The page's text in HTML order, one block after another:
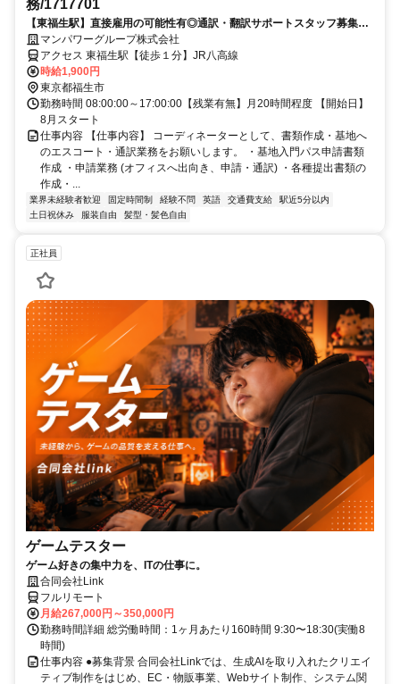
務/1717701
【東福生駅】直接雇用の可能性有◎通訳・翻訳サポートスタッフ募集★
コーディネーターとして、書類作成・基地へのエスコート・通訳業務を
担当頂きます☆彡
マンパワーグループ株式会社
アクセス 東福生駅【徒歩１分】JR八高線
時給1,900円
東京都福生市
勤務時間 08:00:00～17:00:00【残業有無】月20時間程度 【開始日】
8月スタート
仕事内容 【仕事内容】 コーディネーターとして、書類作成・基地へ
のエスコート・通訳業務をお願いします。 ・基地入門パス申請書類
作成 ・申請業務 (オフィスへ出向き、申請・通訳) ・各種提出書類の
作成・...
業界未経験者歓迎 固定時間制 経験不問 英語 交通費支給
駅近5分以内
土日祝休み
服装自由 髪型・髪色自由
正社員
ゲームテスター
ゲーム好きの集中力を、ITの仕事に。
合同会社Link
フルリモート
月給267,000円～350,000円
勤務時間詳細 総労働時間：1ヶ月あたり160時間 9:30〜18:30(実働8
時間)
仕事内容 ●募集背景 合同会社Linkでは、生成AIを取り入れたクリエイ
ティブ制作をはじめ、EC・物販事業、Webサイト制作、システム関